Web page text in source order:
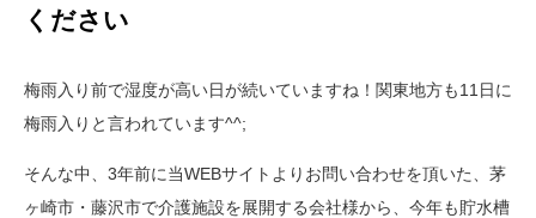
ください
梅雨入り前で湿度が高い日が続いていますね！関東地方も11日に
梅雨入りと言われています^^;
そんな中、3年前に当WEBサイトよりお問い合わせを頂いた、茅
ヶ崎市・藤沢市で介護施設を展開する会社様から、今年も貯水槽